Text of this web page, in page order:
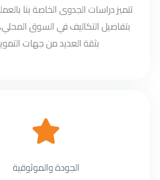
تتميز دراسات الجدوى الخاصة بنا
بتفاصيل التكاليف في السوق
بثقة العديد من جهات
الجودة والموثوقية